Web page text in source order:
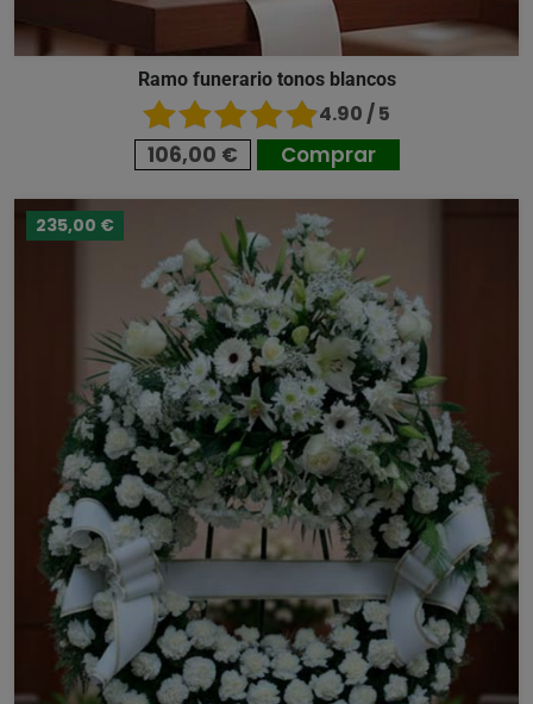
Ramo funerario tonos blancos
4.90 / 5
106,00 € Comprar
235,00 €